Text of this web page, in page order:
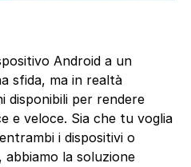
Android a un
sfida, ma in realtà
disponibili per rendere
e veloce. Sia che tu voglia
i dispositivi o
la soluzione